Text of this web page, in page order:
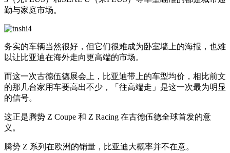
勤与家庭市场。
务实的车辆当然很好，但它们很难成为卧室墙上的海报，也难
以让比亚迪在海外走向更高端的市场。
而这一次古德伍德展会上，比亚迪带上的车型均价，相比前文
的那几台家用车要高出不少，「往高端走」是这一次最为明显
的信号。
这正是腾势 Z Coupe 和 Z Racing 在古德伍德全球首发的意
义。
腾势 Z 系列在欧洲的销量，比亚迪大概率并不在意。